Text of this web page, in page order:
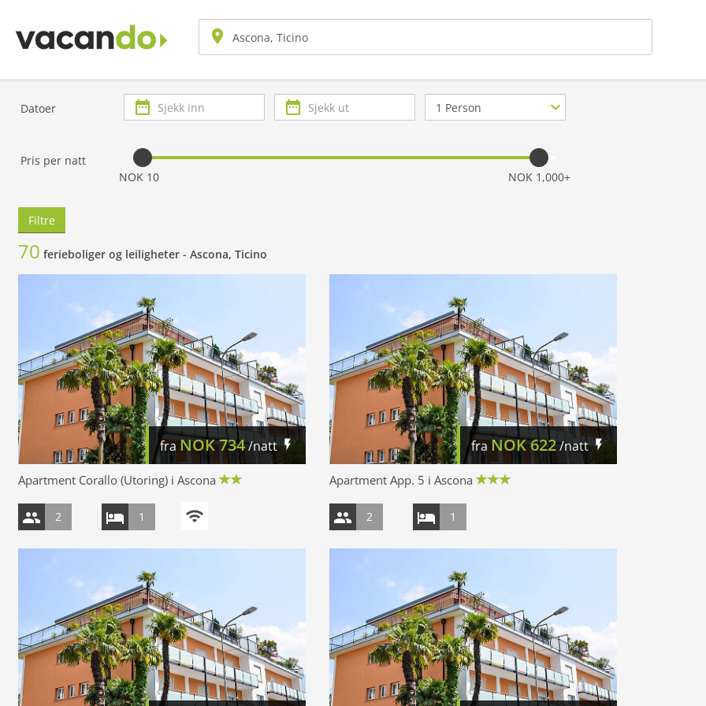
Datoer
Sjekk
inn
Sjekk
ut
Antall
gjester
Pris per natt
NOK 10
NOK 1,000+
Filtre
70 ferieboliger og leiligheter - Ascona, Ticino
fraNOK734/natt
Apartment Corallo (Utoring) i Ascona
2 1
fraNOK 622/natt
Apartment App. 5 i Ascona
2 1